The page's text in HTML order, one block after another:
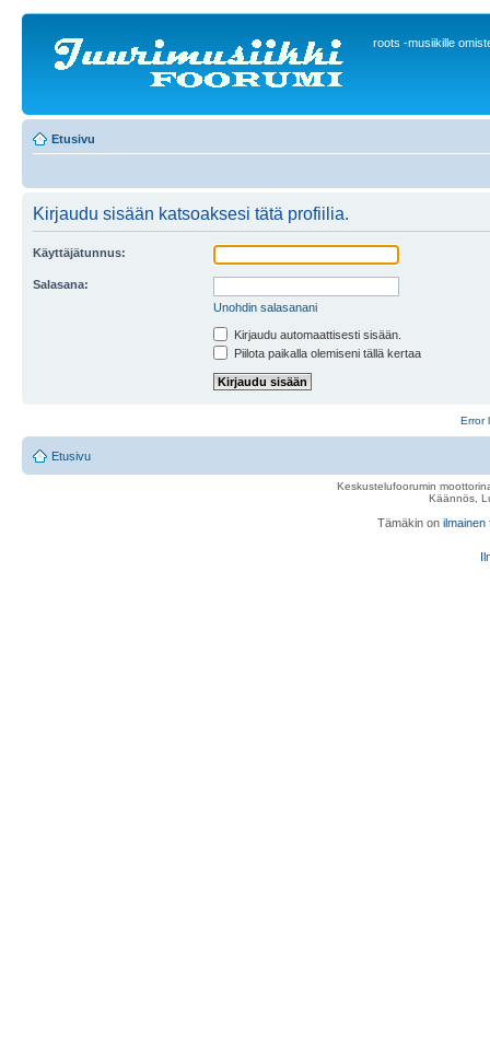
roots -musiikille
Etusivu
Kirjaudu sisään katsoaksesi tätä profiilia.
Käyttäjätunnus:
Salasana:
Unohdin salasanani
Kirjaudu automaattisesti sisään.
Piilota paikalla olemiseni tällä kertaa
Error
Etusivu
Keskustelufoorumin
Käännös,
Tämäkin on ilmainen